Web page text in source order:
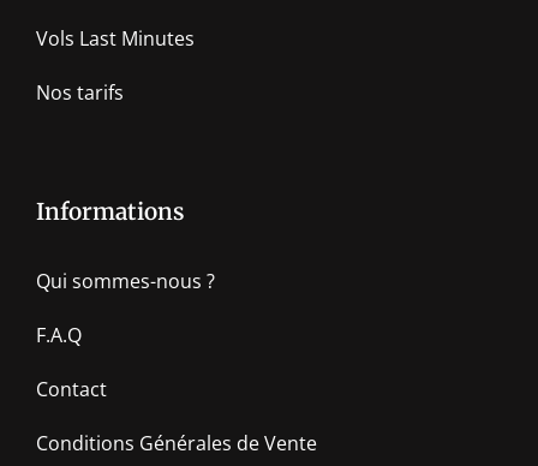
Vols Last Minutes
Nos tarifs
Informations
Qui sommes-nous ?
F.A.Q
Contact
Conditions Générales de Vente